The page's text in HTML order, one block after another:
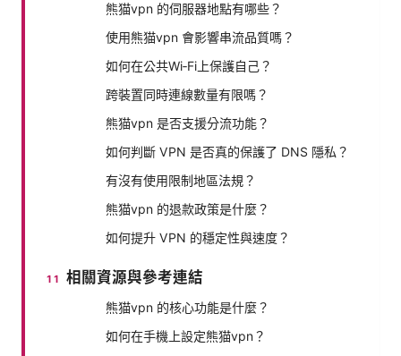
熊猫vpn 的伺服器地點有哪些？
使用熊猫vpn 會影響串流品質嗎？
如何在公共Wi‑Fi上保護自己？
跨裝置同時連線數量有限嗎？
熊猫vpn 是否支援分流功能？
如何判斷 VPN 是否真的保護了 DNS 隱私？
有沒有使用限制地區法規？
熊猫vpn 的退款政策是什麼？
如何提升 VPN 的穩定性與速度？
相關資源與參考連結
熊猫vpn 的核心功能是什麼？
如何在手機上設定熊猫vpn？